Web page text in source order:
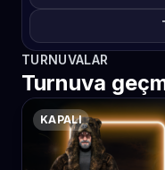
TURNUVALAR
Turnuva
KAPALI